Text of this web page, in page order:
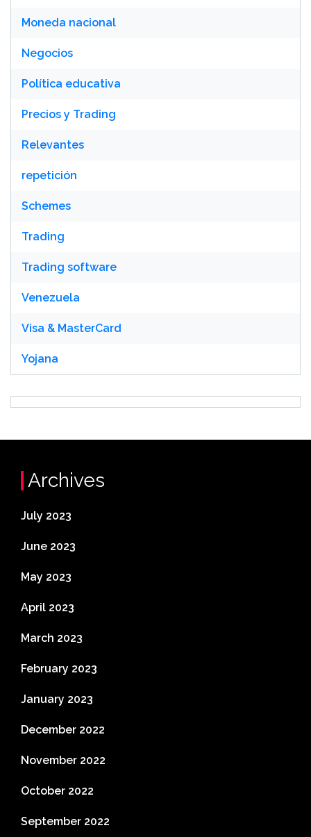
Moneda nacional
Negocios
Política educativa
Precios y Trading
Relevantes
repetición
Schemes
Trading
Trading software
Venezuela
Visa & MasterCard
Yojana
Archives
July 2023
June 2023
May 2023
April 2023
March 2023
February 2023
January 2023
December 2022
November 2022
October 2022
September 2022